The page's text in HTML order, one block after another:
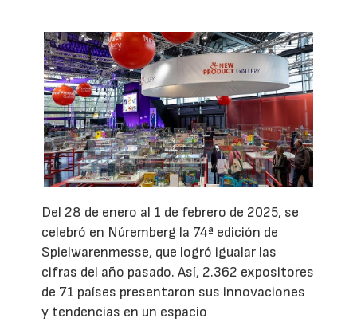
Del 28 de enero al 1 de febrero de 2025, se
celebró en Núremberg la 74ª edición de
Spielwarenmesse, que logró igualar las
cifras del año pasado. Así, 2.362 expositores
de 71 países presentaron sus innovaciones
y tendencias en un espacio